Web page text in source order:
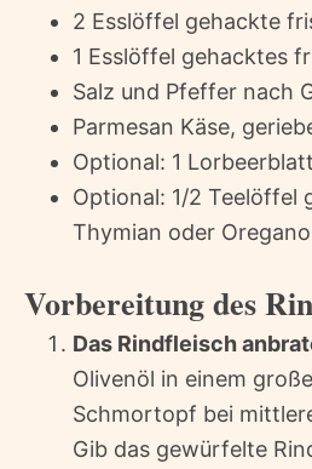
2 Esslöffel gehackte
1 Esslöffel gehacktes
Salz und Pfeffer nach
Parmesan Käse,
Optional: 1 Lorbeerblatt
Optional: 1/2 Teelöffel
Thymian oder Oregano
Vorbereitung des
Das Rindfleisch
Olivenöl in einem
Schmortopf bei
Gib das gewürfelte